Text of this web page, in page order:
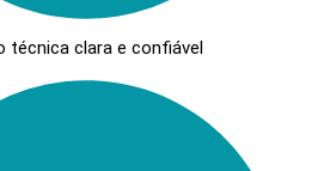
técnica clara e confiável